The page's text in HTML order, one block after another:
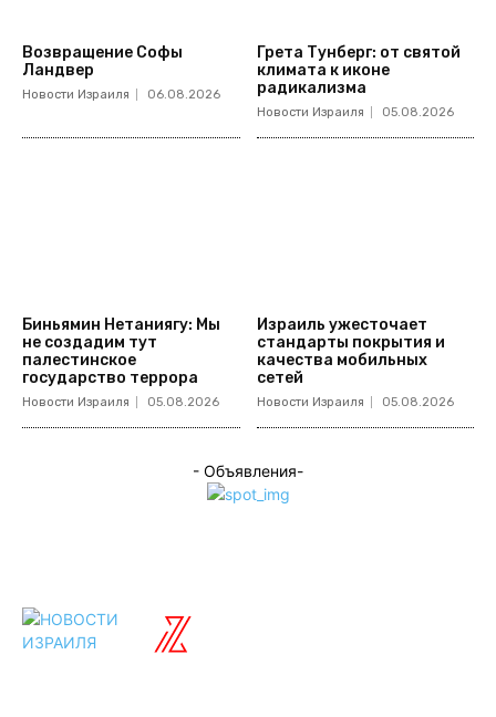
Возвращение Софы
Ландвер
Новости Израиля 06.08.2026
Грета Тунберг: от святой
климата к иконе
радикализма
Новости Израиля 05.08.2026
Биньямин Нетаниягу: Мы
не создадим тут
палестинское
государство террора
Новости Израиля 05.08.2026
Израиль ужесточает
стандарты покрытия и
качества мобильных
сетей
Новости Израиля 05.08.2026
- Объявления-